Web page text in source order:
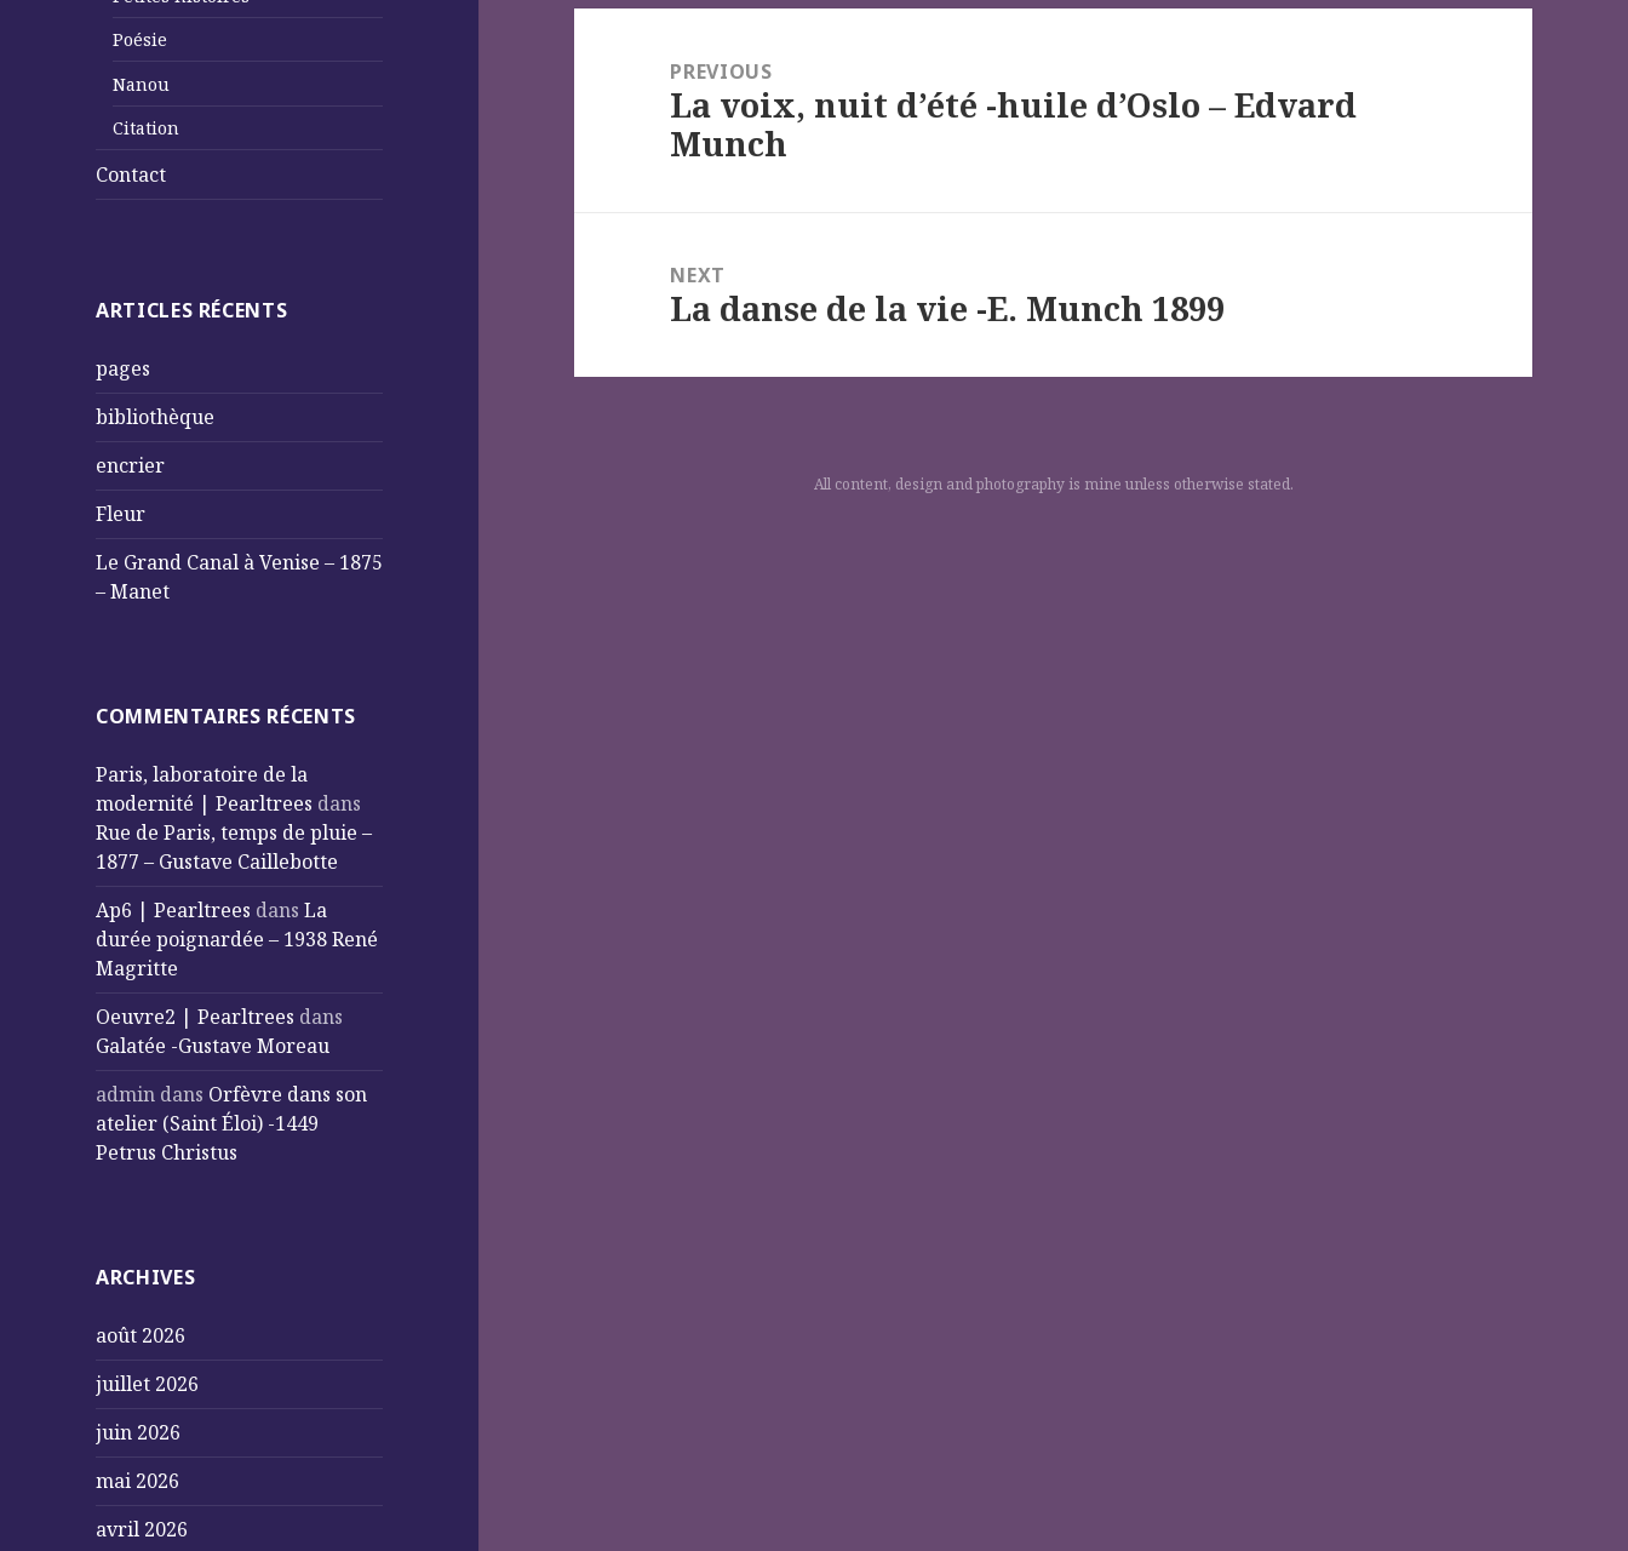
Poésie
Nanou
Citation
Contact
ARTICLES RÉCENTS
pages
bibliothèque
encrier
Fleur
Le Grand Canal à Venise – 1875
– Manet
COMMENTAIRES RÉCENTS
Paris, laboratoire de la
modernité | Pearltrees dans
Rue de Paris, temps de pluie –
1877 – Gustave Caillebotte
Ap6 | Pearltrees dansLa
durée poignardée – 1938 René
Magritte
Oeuvre2 | Pearltrees dans
Galatée -Gustave Moreau
admin dans Orfèvre dans son
atelier (Saint Éloi) -1449
Petrus Christus
ARCHIVES
août 2026
juillet 2026
juin 2026
mai 2026
avril 2026
l’article
PREVIOUS
Previous
post:
La voix, nuit d’été -huile d’Oslo – Edvard
Munch
NEXT
Next
La danse de la vie -E. Munch 1899
All content, design and photography is mine unless otherwise stated.